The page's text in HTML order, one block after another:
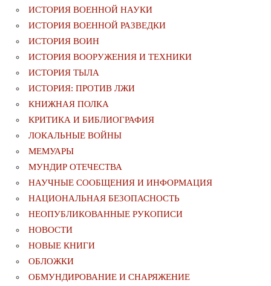
ИСТОРИЯ ВОЕННОЙ НАУКИ
ИСТОРИЯ ВОЕННОЙ РАЗВЕДКИ
ИСТОРИЯ ВОИН
ИСТОРИЯ ВООРУЖЕНИЯ И ТЕХНИКИ
ИСТОРИЯ ТЫЛА
ИСТОРИЯ: ПРОТИВ ЛЖИ
КНИЖНАЯ ПОЛКА
КРИТИКА И БИБЛИОГРАФИЯ
ЛОКАЛЬНЫЕ ВОЙНЫ
МЕМУАРЫ
МУНДИР ОТЕЧЕСТВА
НАУЧНЫЕ СООБЩЕНИЯ И ИНФОРМАЦИЯ
НАЦИОНАЛЬНАЯ БЕЗОПАСНОСТЬ
НЕОПУБЛИКОВАННЫЕ РУКОПИСИ
НОВОСТИ
НОВЫЕ КНИГИ
ОБЛОЖКИ
ОБМУНДИРОВАНИЕ И СНАРЯЖЕНИЕ